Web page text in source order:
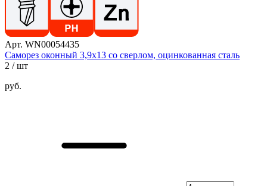
Арт. WN00054435
Саморез оконный 3,9х13 со сверлом, оцинкованная сталь
2 / шт
руб.